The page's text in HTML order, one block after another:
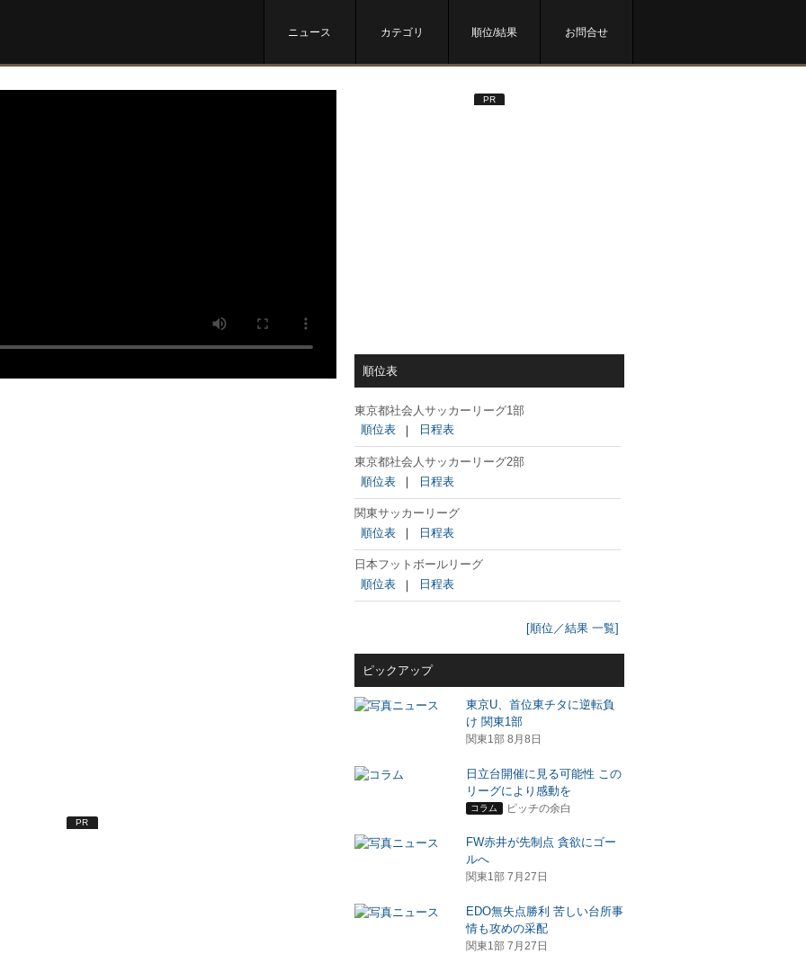
ニュース カテゴリ 順位/結果 お問合せ
PR
PR
順位表
東京都社会人サッカーリーグ1部
順位表
｜ 日程表
東京都社会人サッカーリーグ2部
順位表
｜ 日程表
関東サッカーリーグ
順位表
｜ 日程表
日本フットボールリーグ
順位表
｜ 日程表
[順位／結果 一覧]
ピックアップ
東京U、首位東チタに逆転負
け 関東1部
関東1部 8月8日
日立台開催に見る可能性 この
リーグにより感動を
コラム ピッチの余白
FW赤井が先制点 貪欲にゴー
ルへ
関東1部 7月27日
EDO無失点勝利 苦しい台所事
情も攻めの采配
関東1部 7月27日